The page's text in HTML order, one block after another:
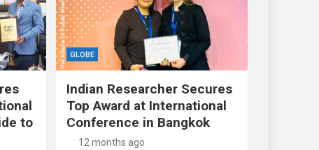
to
GLOBE
Indian Researcher Secures
Top Award at International
Conference in Bangkok
12 months ago